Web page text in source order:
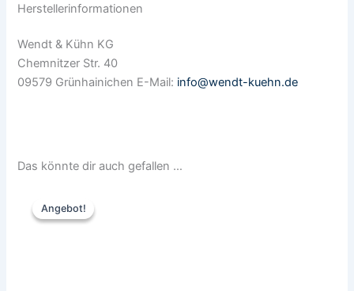
Herstellerinformationen
Wendt & Kühn KG
Chemnitzer Str. 40
09579 Grünhainichen E-Mail: info@wendt-kuehn.de
Das könnte dir auch gefallen …
Angebot!
Angebot!
Preis
war: